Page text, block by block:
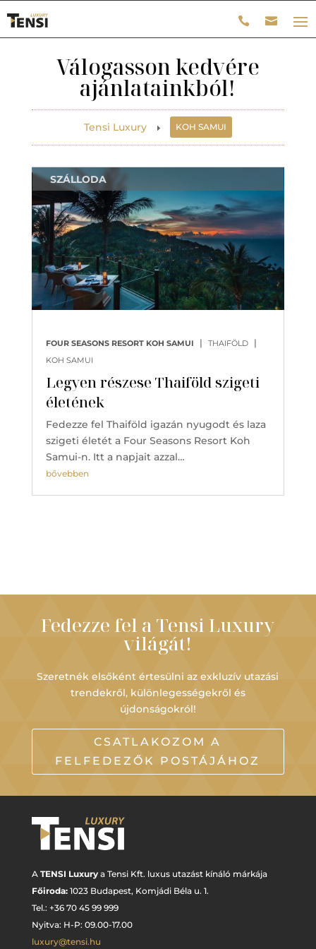
Válogasson kedvére
ajánlatainkból!
Tensi Luxury E KOH SAMUI
Legyen részese Thaiföld szigeti
életének
FOUR SEASONS RESORT KOH SAMUI | THAIFÖLD |
KOH SAMUI
SZÁLLODA
Fedezze fel Thaiföld igazán nyugodt és laza
szigeti életét a Four Seasons Resort Koh
Samui-n. Itt a napjait azzal…
bővebben
Fedezze fel a Tensi Luxury
világát!
Szeretnék elsőként értesülni az exkluzív utazási
trendekről, különlegességekről és
újdonságokról!
CSATLAKOZOM A
FELFEDEZŐK POSTÁJÁHOZ
A TENSI Luxurya Tensi Kft. luxus utazást kínáló márkája
Főiroda: 1023 Budapest, Komjádi Béla u. 1.
Tel.: +36 70 45 99 999
Nyitva: H-P: 09.00-17.00
luxury@tensi.hu